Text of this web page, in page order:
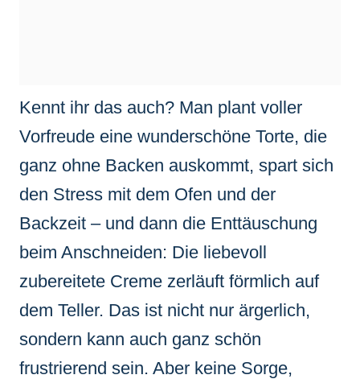
Kennt ihr das auch? Man plant voller
Vorfreude eine wunderschöne Torte, die
ganz ohne Backen auskommt, spart sich
den Stress mit dem Ofen und der
Backzeit – und dann die Enttäuschung
beim Anschneiden: Die liebevoll
zubereitete Creme zerläuft förmlich auf
dem Teller. Das ist nicht nur ärgerlich,
sondern kann auch ganz schön
frustrierend sein. Aber keine Sorge,